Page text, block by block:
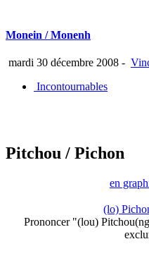
Monein / Monenh
mardi 30 décembre 2008 -
Incontournables
Pitchou / Pichon
en
(lo)
Prononcer "(lou)